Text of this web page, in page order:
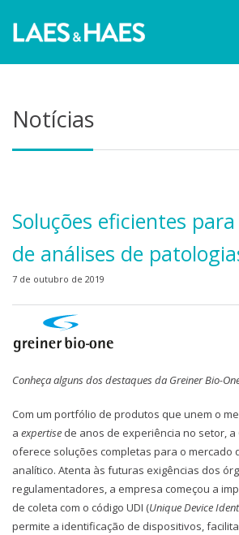
Notícias
Soluções eficientes
de análises de
7 de outubro de 2019
Conheça alguns dos destaques da Greiner Bio-
Com um portfólio de produtos que unem o
a expertise de anos de experiência no setor, a
oferece soluções completas para o mercado
analítico. Atenta às futuras exigências dos
regulamentadores, a empresa começou a
de coleta com o código UDI (Unique Device
permite a identificação de dispositivos,